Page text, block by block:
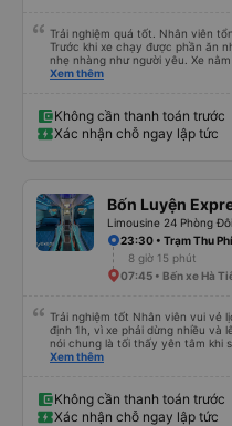
Trải nghiệm quá tốt. Nhân viên
Trước khi xe chạy được phần ăn
nhẹ nhàng như người yêu. Xe
nơi lúc nào không hay luôn. I had very good experience with this bus
woke us up as they were waking
planning to take this bus, please
comfortable enough for you to
Xem thêm
Không cần thanh toán trước
Xác nhận chỗ ngay lập tức
Bốn Luyện
Limousine 24 Phòng Đôi
23:30 • Trạm Thu
8 giờ 15 phút
07:45 • Bến xe Hà
Trải nghiệm tốt Nhân viên vui vẻ
định 1h, vì xe phải dừng nhiều và
nói chung là tối thấy yên tâm khi
hộ và giới thiệu cho người thân sử
Xem thêm
Không cần thanh toán trước
Xác nhận chỗ ngay lập tức